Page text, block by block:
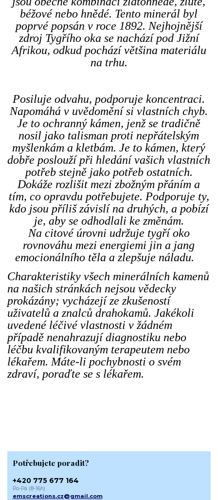
béžové nebo hnědé. Tento minerál byl
poprvé popsán v roce 1892. Nejhojnější
zdroj Tygřího oka se nachází pod Jižní
Afrikou, odkud pochází většina materiálu
na trhu.
Posiluje odvahu, podporuje koncentraci.
Napomáhá v uvědomění si vlastních chyb.
Je to ochranný kámen, jenž se tradičně
nosil jako talisman proti nepřátelským
myšlenkám a kletbám. Je to kámen, který
dobře poslouží při hledání vašich vlastních
potřeb stejně jako potřeb ostatních.
Dokáže rozlišit mezi zbožným přáním a
tím, co opravdu potřebujete. Podporuje ty,
kdo jsou příliš závislí na druhých, a pobízí
je, aby se odhodlali ke změnám.
Na citové úrovni udržuje tygří oko
rovnováhu mezi energiemi jin a jang
emocionálního těla a zlepšuje náladu.
Charakteristiky všech minerálních kamenů
na našich stránkách nejsou vědecky
prokázány; vycházejí ze zkušeností
uživatelů a znalců drahokamů. Jakékoli
uvedené léčivé vlastnosti v žádném
případě nenahrazují diagnostiku nebo
léčbu kvalifikovaným terapeutem nebo
lékařem. Máte-li pochybnosti o svém
zdraví, poraďte se s lékařem.
Potřebujete poradit?
+420 775 677 164
Po-Pá (8-16h)
emscreations.cz@gmail.com